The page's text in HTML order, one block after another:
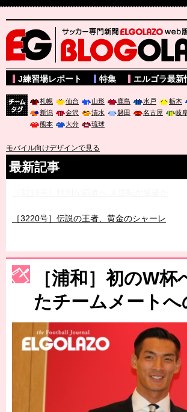
サッカー専門新聞ELGOLAZO web版 BLOGOLA
J練習場レポート 特集 エルゴラ最新
札幌 仙台 山形 鹿島 水戸 栃木
新潟
金沢 清水 磐田 名古屋 岐
熊本
大分 琉球
モバイル向けデザインで見る
最新記事
［3220号］伝説の王者、黄金のシャーレ
［3230号］世界一への夢は終わらない
［3223号］一丸。日本出陣
［3222号］史上最大のW杯開幕 注目は「個」
長谷川 アーリアジャスールさんがシンポジ
［浦和］初のW
たチームメート